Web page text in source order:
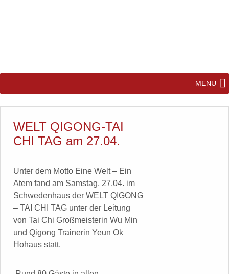
MENU
WELT QIGONG-TAI
CHI TAG am 27.04.
Unter dem Motto Eine Welt – Ein
Atem fand am Samstag, 27.04. im
Schwedenhaus der WELT QIGONG
– TAI CHI TAG unter der Leitung
von Tai Chi Großmeisterin Wu Min
und Qigong Trainerin Yeun Ok
Hohaus statt.